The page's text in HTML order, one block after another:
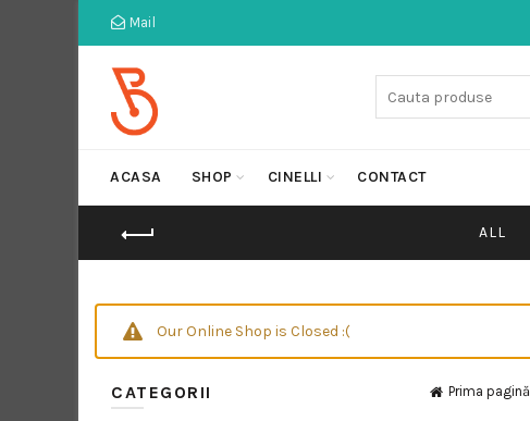
Mail
ACASA SHOP CINELLI CONTACT
ALL
Our Online Shop is Closed :(
Prima pagină
CATEGORII